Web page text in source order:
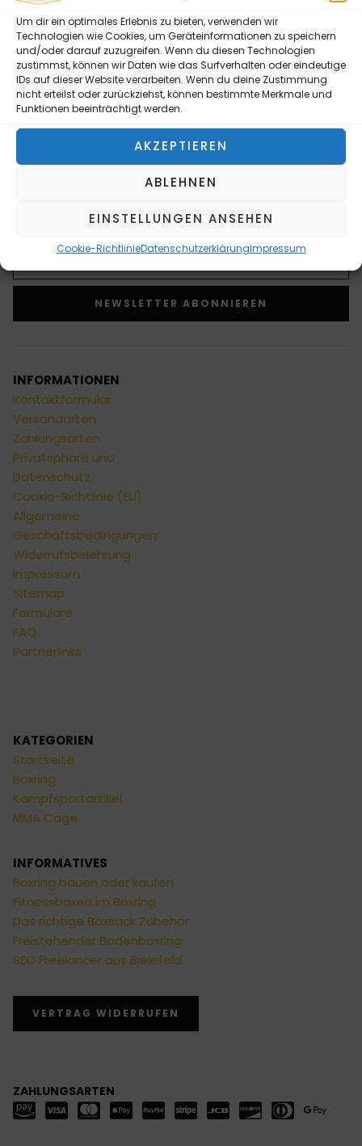
Um dir ein optimales Erlebnis zu bieten, verwenden wir
Technologien wie Cookies, um Geräteinformationen zu speichern
und/oder darauf zuzugreifen. Wenn du diesen Technologien
zustimmst, können wir Daten wie das Surfverhalten oder eindeutige
IDs auf dieser Website verarbeiten. Wenn du deine Zustimmung
nicht erteilst oder zurückziehst, können bestimmte Merkmale und
Funktionen beeinträchtigt werden.
AKZEPTIEREN
ABLEHNEN
EINSTELLUNGEN ANSEHEN
Cookie-RichtlinieDatenschutzerklärungImpressum
Ihr professioneller Ausstatter für Boxringe,
Trainingsgeräte, MMA Cages und Zubehör mit
eigenem CAD & Design Team
NEWSLETTER ABONNIEREN
Bitte senden Sie mir entsprechend Ihrer
widerruflich Informationen zu Ihrem Produktsortiment
NEWSLETTER ABONNIEREN
INFORMATIONEN
Kontaktformular
Versandarten
Zahlungsarten
Privatsphäre und
Datenschutz
Cookie-Richtlinie (EU)
Allgemeine
Geschäftsbedingungen
Widerrufsbelehrung
Impressum
Sitemap
Formulare
FAQ
Partnerlinks
KATEGORIEN
Startseite
Boxring
Kampfsportartikel
MMA Cage
INFORMATIVES
Boxring bauen oder kaufen
Fitnessboxen im Boxring
Das richtige Boxsack Zubehör
Freistehender Bodenboxring
SEO Freelancer aus Bielefeld
VERTRAG WIDERRUFEN
ZAHLUNGSARTEN